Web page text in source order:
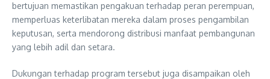
bertujuan memastikan pengakuan terhadap peran perempuan,
memperluas keterlibatan mereka dalam proses pengambilan
keputusan, serta mendorong distribusi manfaat pembangunan
yang lebih adil dan setara.
Dukungan terhadap program tersebut juga disampaikan oleh